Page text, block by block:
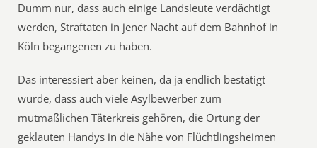
Dumm nur, dass auch einige Landsleute verdächtigt
werden, Straftaten in jener Nacht auf dem Bahnhof in
Köln begangenen zu haben.
Das interessiert aber keinen, da ja endlich bestätigt
wurde, dass auch viele Asylbewerber zum
mutmaßlichen Täterkreis gehören, die Ortung der
geklauten Handys in die Nähe von Flüchtlingsheimen